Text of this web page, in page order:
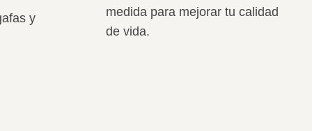
y
medida para mejorar tu calidad
de vida.